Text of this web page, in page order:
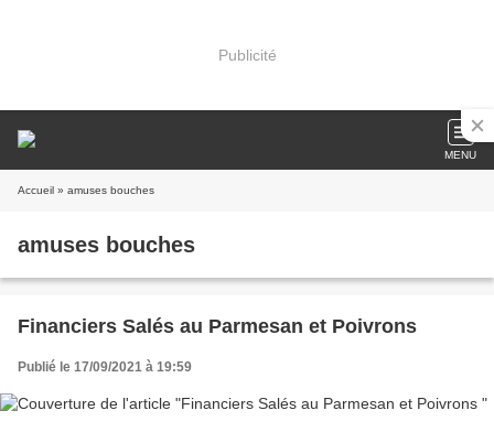
Publicité
MENU
Accueil » amuses bouches
amuses bouches
Financiers Salés au Parmesan et Poivrons
Publié le 17/09/2021 à 19:59